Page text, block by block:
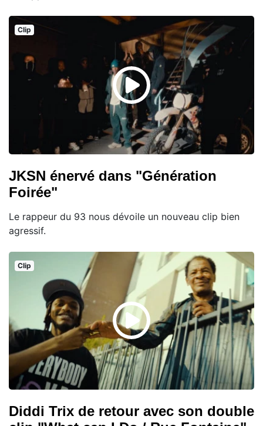
Clip
JKSN énervé dans "Génération
Foirée"
Le rappeur du 93 nous dévoile un nouveau clip bien
agressif.
Clip
Diddi Trix de retour avec son double